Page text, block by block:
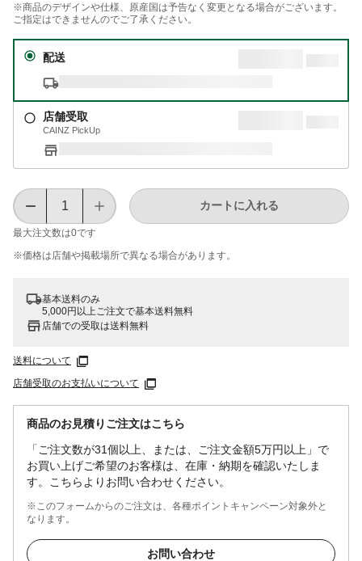
※商品のデザインや仕様、原産国は予告なく変更となる場合がございます。
ご指定はできませんのでご了承ください。
配送
店舗受取
CAINZ PickUp
最大注文数は0です
カートに入れる
※価格は​店舗や​掲載場所で​異なる​場合が​あります。
基本送料のみ
5,000円以上ご注文で基本送料無料
店舗での受取は送料無料
送料について
店舗受取のお支払いについて
商品のお見積りご注文はこちら
「ご注文数が31個以上、または、ご注文金額5万円以上」で
お買い上げご希望のお客様は、在庫・納期を確認いたしま
す。こちらよりお問い合わせください。
※このフォームからのご注文は、各種ポイントキャンペーン対象外と
なります。
お問い合わせ